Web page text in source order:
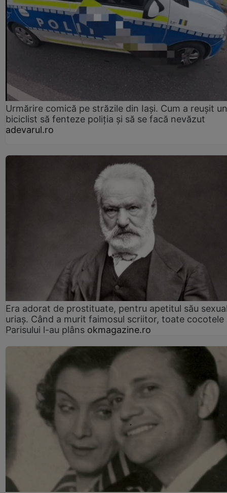
Urmărire comică pe străzile din Iași. Cum a reușit un
biciclist să fenteze poliția și să se facă nevăzut
adevarul.ro
Era adorat de prostituate, pentru apetitul său
uriaș. Când a murit faimosul scriitor, toate cocotele
Parisului l-au plâns okmagazine.ro